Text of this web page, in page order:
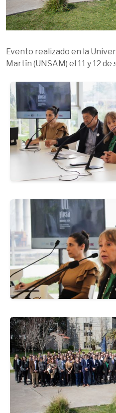
Evento realizado en la
Martín (UNSAM) el 11 y 12